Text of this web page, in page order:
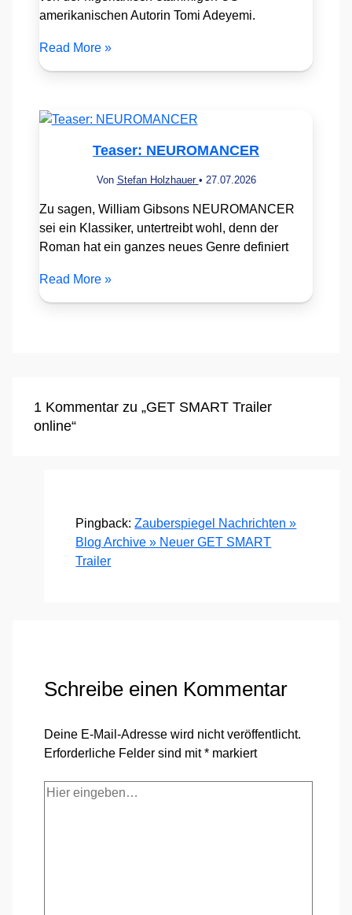
amerikanischen Autorin Tomi Adeyemi.
Read More »
Teaser: NEUROMANCER
Von Stefan Holzhauer • 27.07.2026
Zu sagen, William Gibsons NEUROMANCER
sei ein Klassiker, untertreibt wohl, denn der
Roman hat ein ganzes neues Genre definiert
Read More »
1 Kommentar zu „GET SMART Trailer
online“
Pingback:Zauberspiegel Nachrichten »
Blog Archive » Neuer GET SMART
Trailer
Schreibe einen Kommentar
Deine E-Mail-Adresse wird nicht veröffentlicht.
Erforderliche Felder sind mit* markiert
Hier